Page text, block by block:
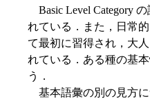
Basic Level Category
れている．また，日常
て最初に習得され，大
れている．ある種の基
う．
基本語彙の別の見方に